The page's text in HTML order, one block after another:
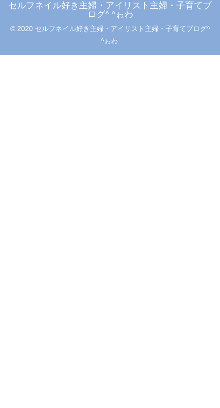
セルフネイル好き主婦・アイリスト主婦・子育てブ
ログ^ ^ゎわ
© 2020 セルフネイル好き主婦・アイリスト主婦・子育てブログ^
^ゎわ.